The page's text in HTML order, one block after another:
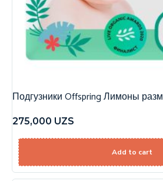
Подгузники Offspring Лимоны
275,000 UZS
Add to cart